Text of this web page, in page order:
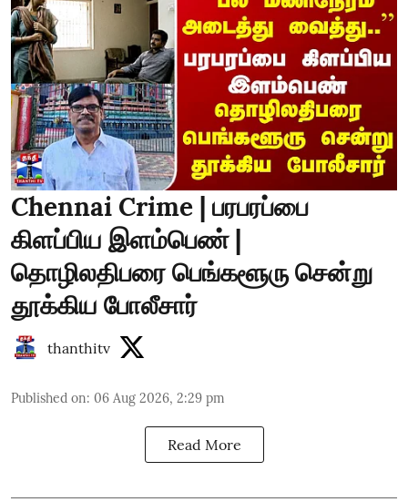
Chennai Crime | பரபரப்பை
கிளப்பிய இளம்பெண் |
தொழிலதிபரை பெங்களூரு சென்று
தூக்கிய போலீசார்
thanthitv
Published on: 06 Aug 2026, 2:29 pm
Read More